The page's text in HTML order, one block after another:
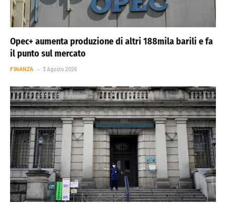
Opec+ aumenta produzione di altri 188mila barili e fa
il punto sul mercato
FINANZA 3 Agosto 2026